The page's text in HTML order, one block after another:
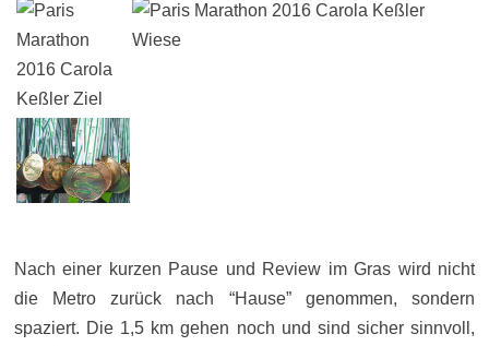
Nach einer kurzen Pause und Review im Gras wird nicht
die Metro zurück nach “Hause” genommen, sondern
spaziert. Die 1,5 km gehen noch und sind sicher sinnvoll,